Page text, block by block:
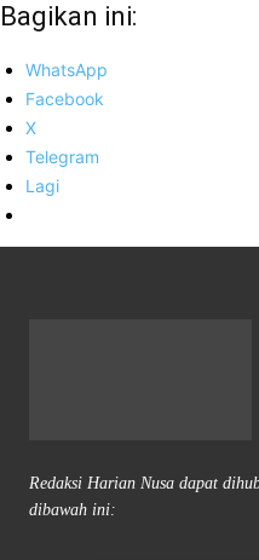
Bagikan ini:
WhatsApp
Facebook
X
Telegram
Lagi
Redaksi Harian Nusa dapat
dibawah ini: